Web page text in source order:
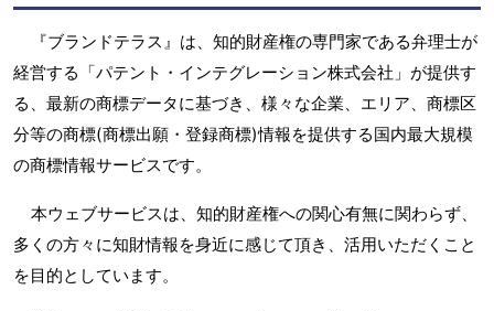
『ブランドテラス』は、知的財産権の専門家である弁理士が
経営する「パテント・インテグレーション株式会社」が提供す
る、最新の商標データに基づき、様々な企業、エリア、商標区
分等の商標(商標出願・登録商標)情報を提供する国内最大規模
の商標情報サービスです。
本ウェブサービスは、知的財産権への関心有無に関わらず、
多くの方々に知財情報を身近に感じて頂き、活用いただくこと
を目的としています。